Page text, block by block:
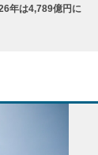
年は4,789億円に